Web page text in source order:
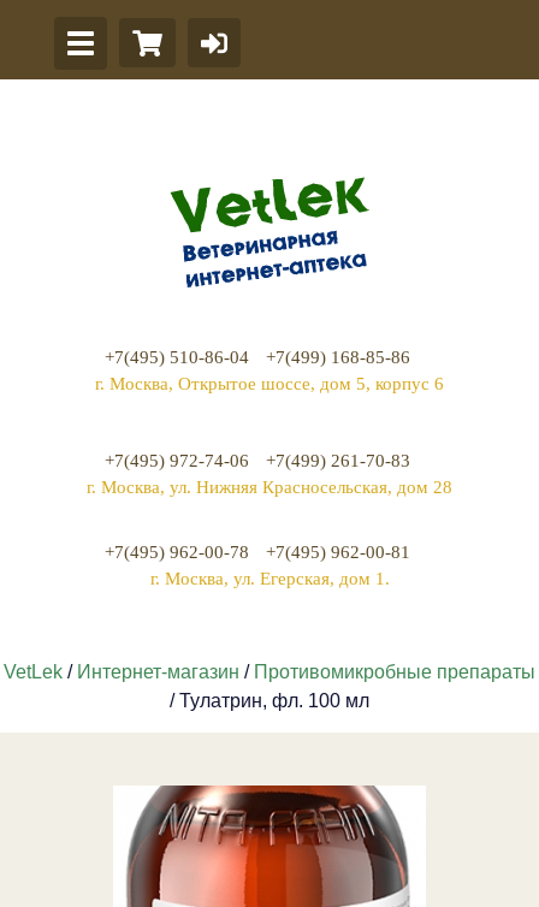
+7(495) 510-86-04
+7(499) 168-85-86
г. Москва, Открытое шоссе, дом 5, корпус 6
+7(495) 972-74-06
+7(499) 261-70-83
г. Москва, ул. Нижняя Красносельская, дом 28
+7(495) 962-00-78
+7(495) 962-00-81
г. Москва, ул. Егерская, дом 1.
VetLek / Интернет-магазин / Противомикробные препараты
/ Тулатрин, фл. 100 мл